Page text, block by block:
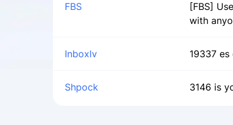
FBS
[FBS]
with
Inboxlv 19337
Shpock 3146 is